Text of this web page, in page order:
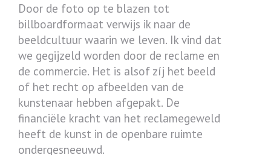
Door de foto op te blazen tot
billboardformaat verwijs ik naar de
beeldcultuur waarin we leven. Ik vind dat
we gegijzeld worden door de reclame en
de commercie. Het is alsof zíj het beeld
of het recht op afbeelden van de
kunstenaar hebben afgepakt. De
financiële kracht van het reclamegeweld
heeft de kunst in de openbare ruimte
ondergesneeuwd.